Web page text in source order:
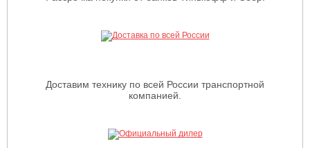
Доставим технику по всей России транспортной
компанией.